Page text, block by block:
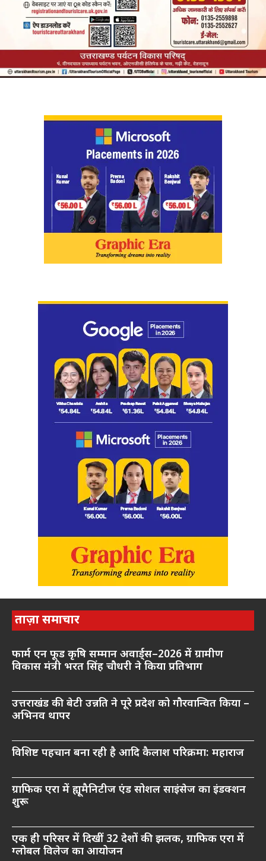
ताज़ा समाचार
फार्म एन फूड कृषि सम्मान अवार्ड्स–2026 में ग्रामीण
विकास मंत्री भरत सिंह चौधरी ने किया प्रतिभाग
उत्तराखंड की बेटी उन्नति ने पूरे प्रदेश को गौरवान्वित किया –
अभिनव थापर
विशिष्ट पहचान बना रही है आदि कैलाश परिक्रमा: महाराज
ग्राफिक एरा में ह्यूमैनिटीज एंड सोशल साइंसेज का इंडक्शन
शुरू
एक ही परिसर में दिखीं 32 देशों की झलक, ग्राफिक एरा में
ग्लोबल विलेज का आयोजन